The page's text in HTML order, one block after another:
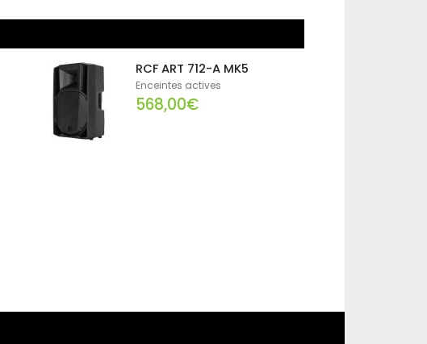
RCF ART 712-A MK5
Enceintes actives
568,00€